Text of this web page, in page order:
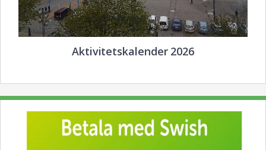
Aktivitetskalender 2026